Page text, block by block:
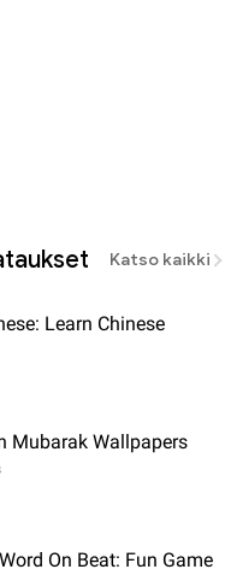
Katso kaikki
Learn Chinese
Mubarak Wallpapers
On Beat: Fun Game